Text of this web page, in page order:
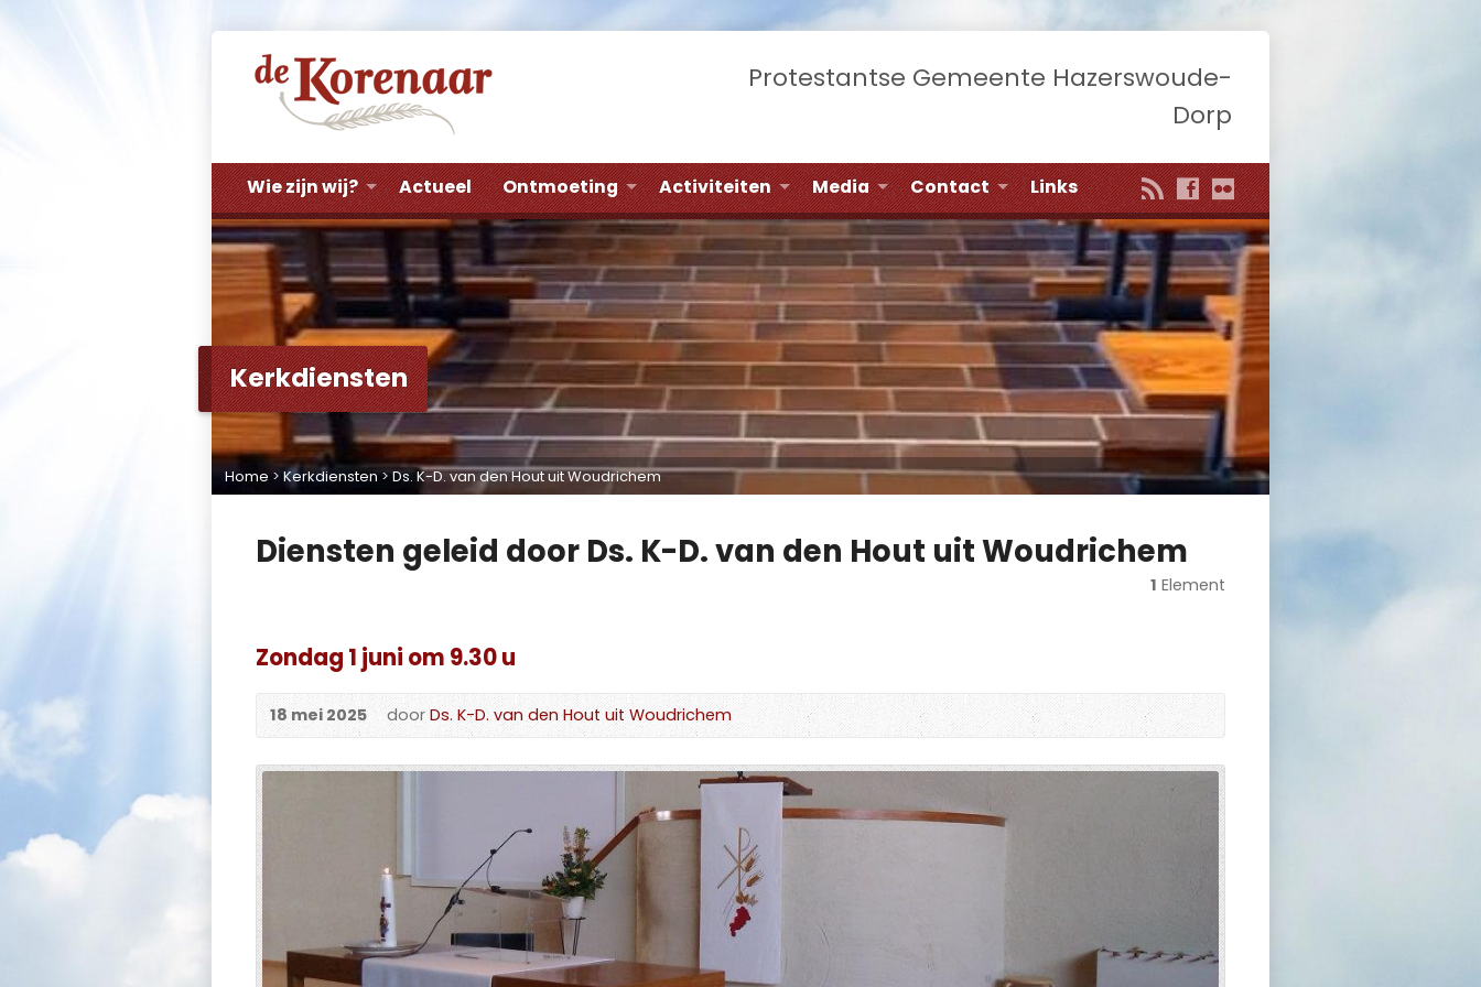
Protestantse Gemeente Hazerswoude-
Dorp
Wie zijn wij? Actueel Ontmoeting Activiteiten Media Contact Links
Kerkdiensten
Home > Kerkdiensten>Ds. K-D. van den Hout uit Woudrichem
Diensten geleid door Ds. K-D. van den Hout uit Woudrichem
1 Element
Zondag 1 juni om 9.30 u
18 mei 2025 doorDs. K-D. van den Hout uit Woudrichem